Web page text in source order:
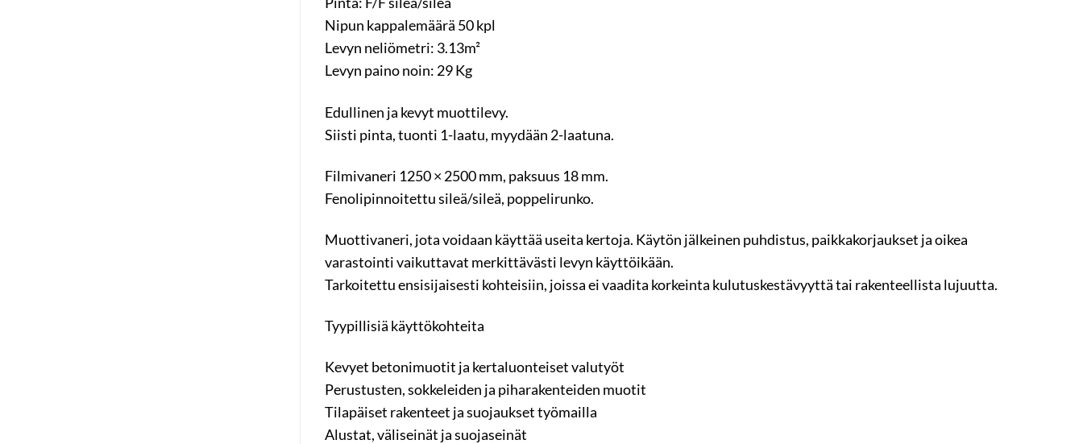
Nipun kappalemäärä 50 kpl
Levyn neliömetri: 3.13m²
Levyn paino noin: 29 Kg
Edullinen ja kevyt muottilevy.
Siisti pinta, tuonti 1-laatu, myydään 2-laatuna.
Filmivaneri 1250 × 2500 mm, paksuus 18 mm.
Fenolipinnoitettu sileä/sileä, poppelirunko.
Muottivaneri, jota voidaan käyttää useita kertoja. Käytön jälkeinen puhdistus, paikkakorjaukset ja oikea
varastointi vaikuttavat merkittävästi levyn käyttöikään.
Tarkoitettu ensisijaisesti kohteisiin, joissa ei vaadita korkeinta kulutuskestävyyttä tai rakenteellista lujuutta.
Tyypillisiä käyttökohteita
Kevyet betonimuotit ja kertaluonteiset valutyöt
Perustusten, sokkeleiden ja piharakenteiden muotit
Tilapäiset rakenteet ja suojaukset työmailla
Alustat, väliseinät ja suojaseinät